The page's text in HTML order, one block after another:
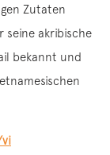
Zutaten
seine akribische
bekannt und